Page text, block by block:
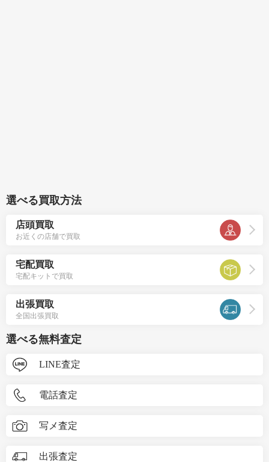
選べる買取方法
店頭買取
お近くの店舗で買取
宅配買取
宅配キットで買取
出張買取
全国出張買取
選べる無料査定
LINE査定
電話査定
写メ査定
出張査定